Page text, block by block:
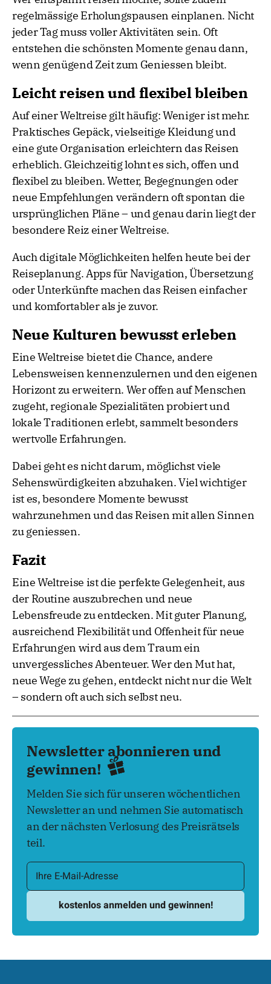
regelmässige Erholungspausen einplanen. Nicht
jeder Tag muss voller Aktivitäten sein. Oft
entstehen die schönsten Momente genau dann,
wenn genügend Zeit zum Geniessen bleibt.
Leicht reisen und flexibel bleiben
Auf einer Weltreise gilt häufig: Weniger ist mehr.
Praktisches Gepäck, vielseitige Kleidung und
eine gute Organisation erleichtern das Reisen
erheblich. Gleichzeitig lohnt es sich, offen und
flexibel zu bleiben. Wetter, Begegnungen oder
neue Empfehlungen verändern oft spontan die
ursprünglichen Pläne – und genau darin liegt der
besondere Reiz einer Weltreise.
Auch digitale Möglichkeiten helfen heute bei der
Reiseplanung. Apps für Navigation, Übersetzung
oder Unterkünfte machen das Reisen einfacher
und komfortabler als je zuvor.
Neue Kulturen bewusst erleben
Eine Weltreise bietet die Chance, andere
Lebensweisen kennenzulernen und den eigenen
Horizont zu erweitern. Wer offen auf Menschen
zugeht, regionale Spezialitäten probiert und
lokale Traditionen erlebt, sammelt besonders
wertvolle Erfahrungen.
Dabei geht es nicht darum, möglichst viele
Sehenswürdigkeiten abzuhaken. Viel wichtiger
ist es, besondere Momente bewusst
wahrzunehmen und das Reisen mit allen Sinnen
zu geniessen.
Fazit
Eine Weltreise ist die perfekte Gelegenheit, aus
der Routine auszubrechen und neue
Lebensfreude zu entdecken. Mit guter Planung,
ausreichend Flexibilität und Offenheit für neue
Erfahrungen wird aus dem Traum ein
unvergessliches Abenteuer. Wer den Mut hat,
neue Wege zu gehen, entdeckt nicht nur die Welt
– sondern oft auch sich selbst neu.
Newsletter abonnieren und
gewinnen!
Melden Sie sich für unseren wöchentlichen
Newsletter an und nehmen Sie automatisch
an der nächsten Verlosung des Preisrätsels
teil.